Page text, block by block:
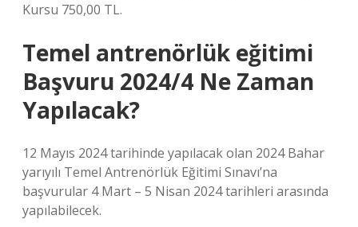
Kursu 750,00 TL.
Temel antrenörlük eğitimi
Başvuru 2024/4 Ne Zaman
Yapılacak?
12 Mayıs 2024 tarihinde yapılacak olan 2024 Bahar
yarıyılı Temel Antrenörlük Eğitimi Sınavı’na
başvurular 4 Mart – 5 Nisan 2024 tarihleri ​​arasında
yapılabilecek.